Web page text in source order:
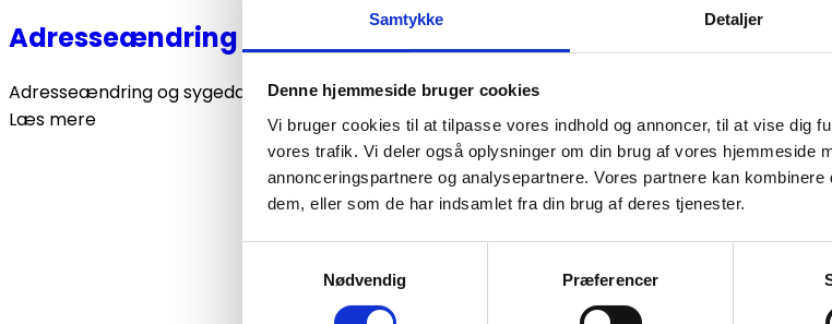
Samtykke Detaljer
Denne hjemmeside bruger cookies
Vi bruger cookies til at tilpasse vores indhold og annoncer, til at vise dig
vores trafik. Vi deler også oplysninger om din brug af vores hjemmeside
annonceringspartnere og analysepartnere. Vores partnere kan
dem, eller som de har indsamlet fra din brug af deres tjenester.
Nødvendig
Præferencer
Adresseændring under sygedagpenge: Hvad melde?
Adresseændring og sygedagpenge – hvad skal du melde? Læs korte trin og tjekliste — meld
Læs mere